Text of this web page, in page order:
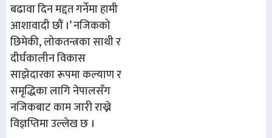
बढावा दिन मद्दत गर्नेमा हामी
आशावादी छौं ।’ नजिकको
छिमेकी, लोकतन्त्रका साथी र
दीर्घकालीन विकास
साझेदारका रूपमा कल्याण र
समृद्धिका लागि नेपालसँग
नजिकबाट काम जारी राख्ने
विज्ञप्तिमा उल्लेख छ ।